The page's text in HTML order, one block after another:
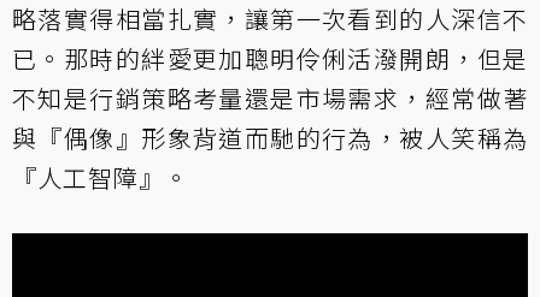
略落實得相當扎實，讓第一次看到的人深信不
已。那時的絆愛更加聰明伶俐活潑開朗，但是
不知是行銷策略考量還是市場需求，經常做著
與『偶像』形象背道而馳的行為，被人笑稱為
『人工智障』。